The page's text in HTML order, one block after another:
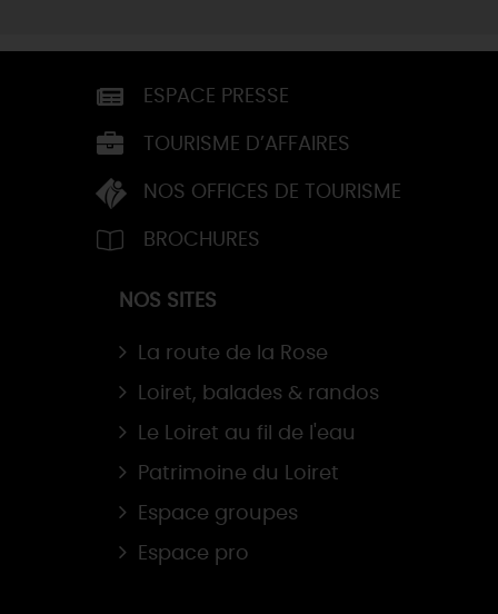
ESPACE PRESSE
TOURISME D’AFFAIRES
NOS OFFICES DE TOURISME
BROCHURES
NOS SITES
La route de la Rose
Loiret, balades & randos
Le Loiret au fil de l'eau
Patrimoine du Loiret
Espace groupes
Espace pro